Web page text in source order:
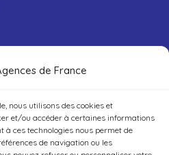
de France
nous utilisons des cookies et
et/ou accéder à certaines informations
à ces technologies nous permet de
de navigation ou les